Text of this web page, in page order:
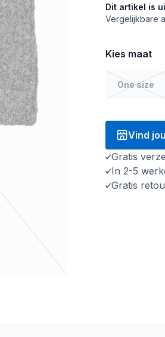
Dit artikel is
Vergelijkbare
Kies maat
One size
Vind
Gratis
In 2-5
Gratis